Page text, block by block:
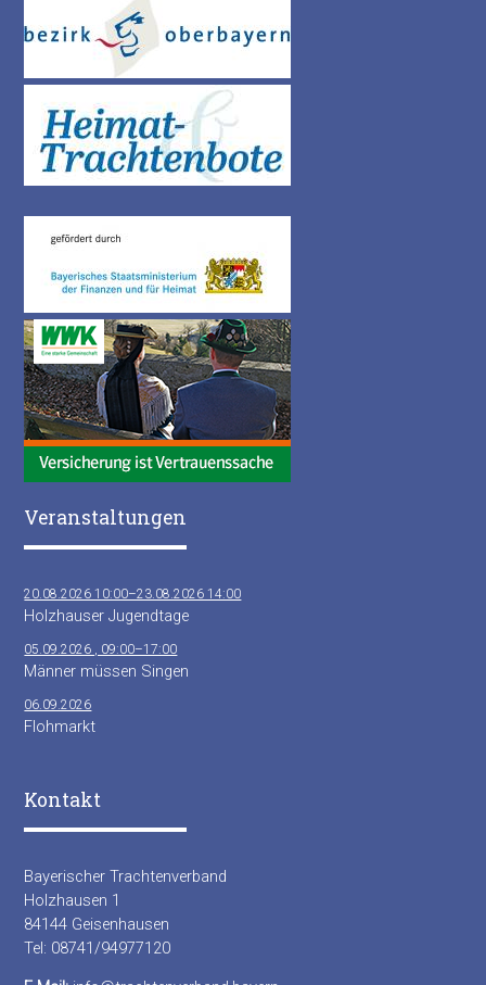
Veranstaltungen
20.08.2026 10:00–23.08.2026 14:00
Holzhauser Jugendtage
05.09.2026 , 09:00–17:00
Männer müssen Singen
06.09.2026
Flohmarkt
Kontakt
Bayerischer Trachtenverband
Holzhausen 1
84144 Geisenhausen
Tel: 08741/94977120